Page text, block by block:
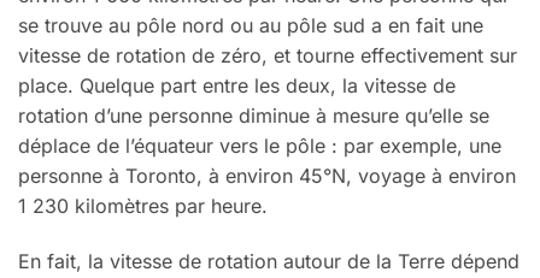
se trouve au pôle nord ou au pôle sud a en fait une
vitesse de rotation de zéro, et tourne effectivement sur
place. Quelque part entre les deux, la vitesse de
rotation d’une personne diminue à mesure qu’elle se
déplace de l’équateur vers le pôle : par exemple, une
personne à Toronto, à environ 45°N, voyage à environ
1 230 kilomètres par heure.
En fait, la vitesse de rotation autour de la Terre dépend